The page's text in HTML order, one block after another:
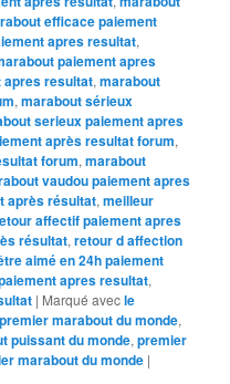
efficace paiement
apres resultat,
paiement apres
apres resultat,marabout
,marabout sérieux
serieux paiement apres
après resultat forum,
forum,marabout
vaudou paiement apres
après résultat,meilleur
affectif paiement apres
résultat,retour d affection
aimé en 24h paiement
apres resultat,
| Marqué avecle
marabout du monde,
puissant du monde,premier
marabout du monde |